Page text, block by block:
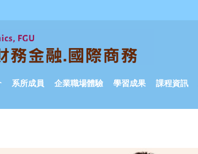
系所成員 企業職場體驗 學習成果 課程資訊